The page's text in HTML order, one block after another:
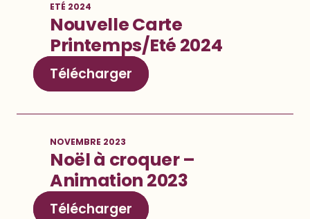
ETÉ 2024
Nouvelle Carte
Printemps/Eté 2024
Télécharger
NOVEMBRE 2023
Noël à croquer –
Animation 2023
Télécharger